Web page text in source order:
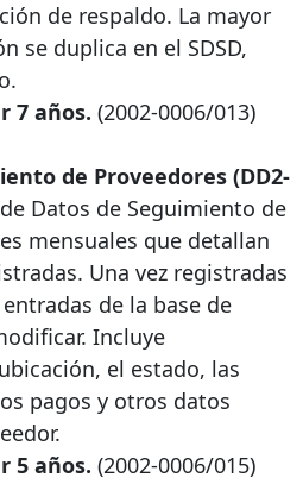
de respaldo. La mayor
se duplica en el SDSD,
7 años. (2002-0006/013)
de Proveedores (DD2-
Datos de Seguimiento de
mensuales que detallan
Una vez registradas
de la base de
Incluye
el estado, las
pagos y otros datos
5 años. (2002-0006/015)